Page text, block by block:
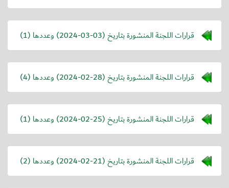
قرارات اللجنة المنشورة بتاريخ (2024-03-03) وعددها (1)
قرارات اللجنة المنشورة بتاريخ (2024-02-28) وعددها (4)
قرارات اللجنة المنشورة بتاريخ (2024-02-25) وعددها (1)
قرارات اللجنة المنشورة بتاريخ (2024-02-21) وعددها (2)